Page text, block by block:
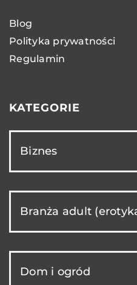
Blog
Polityka prywatności
Regulamin
KATEGORIE
Biznes
Branża adult
Dom i ogród